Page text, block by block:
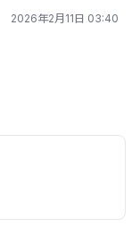
2026年2月11日 03:40